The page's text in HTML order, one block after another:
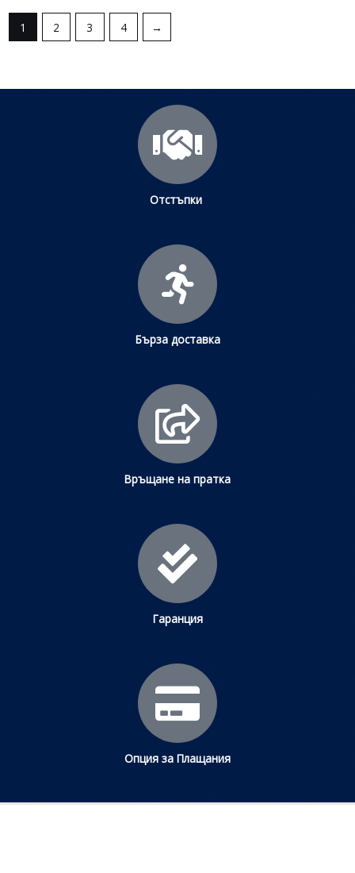
1 2 3 4 →
Отстъпки
Бърза доставка
Връщане на пратка
Гаранция
Опция за Плащания